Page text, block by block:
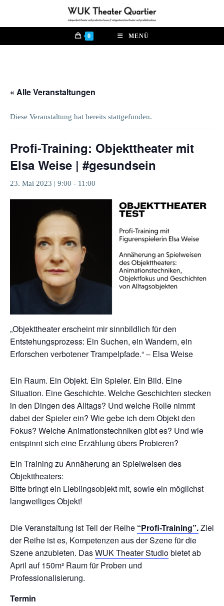
springen
0 MENÜ
« Alle Veranstaltungen
Diese Veranstaltung hat bereits stattgefunden.
Profi-Training: Objekttheater mit
Elsa Weise | #gesundsein
23. Mai 2023 | 9:00 - 11:00
„Objekttheater erscheint mir sinnbildlich für den
Entstehungsprozess: Ein Suchen, ein Wandern, ein
Erforschen verbotener Trampelpfade.“ – Elsa Weise
Ein Raum. Ein Objekt. Ein Spieler. Ein Bild. Eine
Situation. Eine Geschichte. Welche Geschichten stecken
in den Dingen des Alltags? Und welche Rolle nimmt
dabei der Spieler ein? Wie gebe ich dem Objekt den
Fokus? Welche Animationstechniken gibt es? Und wie
entspinnt sich eine Erzählung übers Probieren?
Ein Training zu Annäherung an Spielweisen des
Objekttheaters:
Bitte bringt ein Lieblingsobjekt mit, sowie ein möglichst
langweiliges Objekt!
Die Veranstaltung ist Teil der Reihe “Profi-Training”.Ziel
der Reihe ist es, Kompetenzen aus der Szene für die
Szene anzubieten. DasWUK Theater Studiobietet ab
April auf 150m² Raum für Proben und
Professionalisierung.
Termin